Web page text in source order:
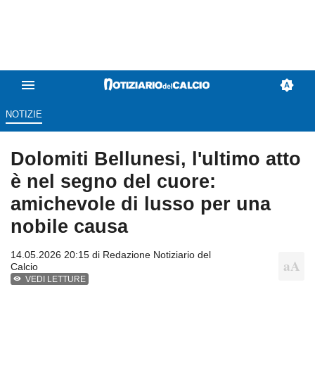
NOTIZIE
Dolomiti Bellunesi, l'ultimo atto
è nel segno del cuore:
amichevole di lusso per una
nobile causa
14.05.2026 20:15 di Redazione Notiziario del
Calcio
VEDI LETTURE